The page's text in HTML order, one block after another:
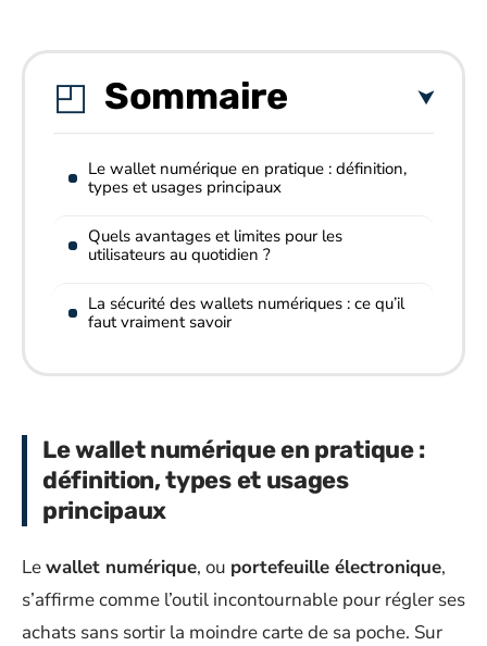
Sommaire
Le wallet numérique en pratique : définition,
types et usages principaux
Quels avantages et limites pour les
utilisateurs au quotidien ?
La sécurité des wallets numériques : ce qu’il
faut vraiment savoir
Le wallet numérique en pratique :
définition, types et usages
principaux
Lewallet numérique, ou portefeuille électronique,
s’affirme comme l’outil incontournable pour régler ses
achats sans sortir la moindre carte de sa poche. Sur